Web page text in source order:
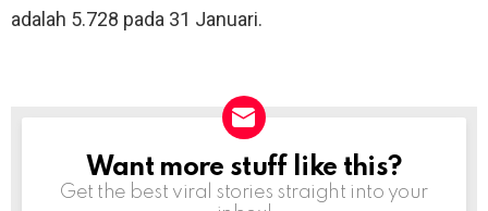
adalah 5.728 pada 31 Januari.
NEWSLETTER
Want more stuff like this?
Get the best viral stories straight into your